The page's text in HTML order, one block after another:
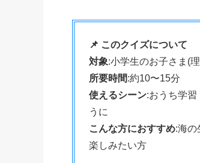
📌 このクイズについて
対象:小学生のお子さま(
所要時間:約10〜15分
使えるシーン:おうち学
うに
こんな方におすすめ:海の
楽しみたい方